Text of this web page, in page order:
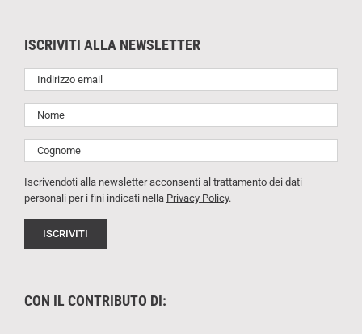
ISCRIVITI ALLA NEWSLETTER
Iscrivendoti alla newsletter acconsenti al trattamento dei dati
personali per i fini indicati nella Privacy Policy.
CON IL CONTRIBUTO DI: